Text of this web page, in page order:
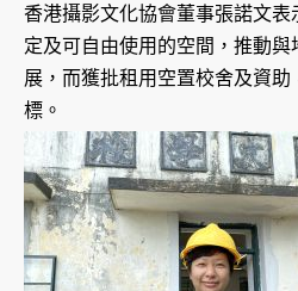
香港攝影文化協會董事張諾文表
定及可自由使用的空間，推動
展，而獲批租用空置校舍及資助
標。